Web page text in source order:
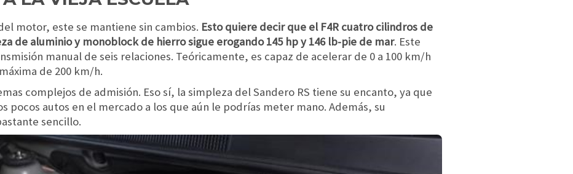
motor, este se mantiene sin cambios. Esto quiere decir que el F4R cuatro cilindros de
de aluminio y monoblock de hierro sigue erogando 145 hp y 146 lb-pie de mar. Este
manual de seis relaciones. Teóricamente, es capaz de acelerar de 0 a 100 km/h
de 200 km/h.
complejos de admisión. Eso sí, la simpleza del Sandero RS tiene su encanto, ya que
pocos autos en el mercado a los que aún le podrías meter mano. Además, su
sencillo.